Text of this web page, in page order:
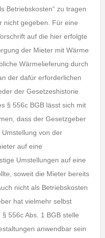
Betriebskosten“ zu tragen
nicht gegeben. Für eine
auf die hier erfolgte
der Mieter mit Wärme
Wärmelieferung durch
der dafür erforderlichen
der Gesetzeshistorie
§ 556c BGB lässt sich mit
dass der Gesetzgeber
von der
auf eine
Umstellungen auf eine
soweit die Mieter bereits
nicht als Betriebskosten
hat vielmehr selbst
556c Abs. 1 BGB stelle
anwendbar sein